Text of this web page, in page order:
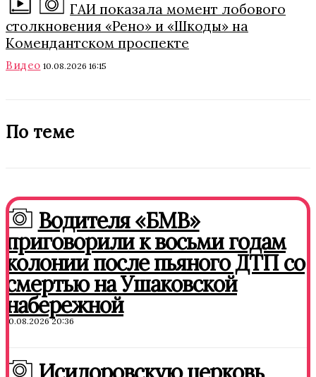
ГАИ показала момент лобового
столкновения «Рено» и «Шкоды» на
Комендантском проспекте
Видео 10.08.2026 16:15
По теме
Водителя «БМВ»
приговорили к восьми годам
колонии после пьяного ДТП со
смертью на Ушаковской
набережной
10.08.2026 20:36